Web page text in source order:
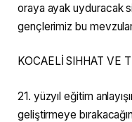
oraya ayak uyduracak
gençlerimiz bu
KOCAELİ SIHHAT VE
21. yüzyıl eğitim
geliştirmeye